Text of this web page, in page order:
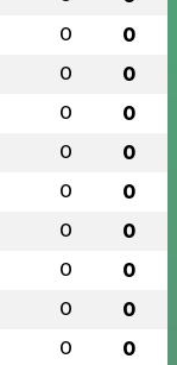
0 0
0 0
0 0
0 0
0 0
0 0
0 0
0 0
0 0